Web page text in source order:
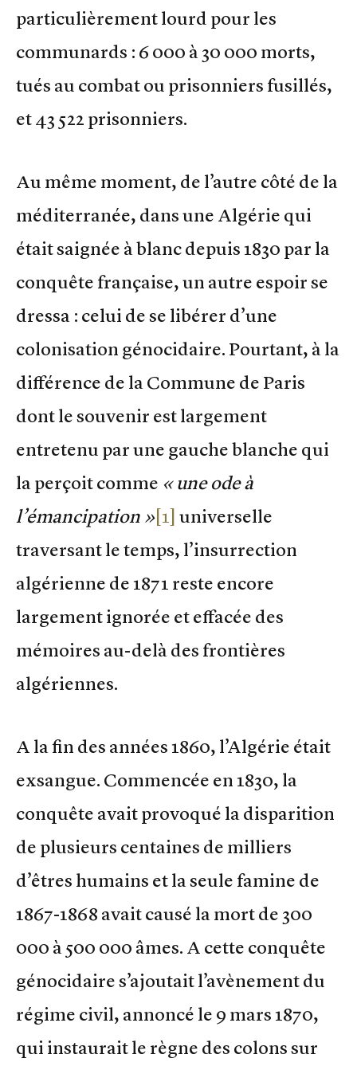
particulièrement lourd pour les
communards : 6 000 à 30 000 morts,
tués au combat ou prisonniers fusillés,
et 43 522 prisonniers.
Au même moment, de l’autre côté de la
méditerranée, dans une Algérie qui
était saignée à blanc depuis 1830 par la
conquête française, un autre espoir se
dressa : celui de se libérer d’une
colonisation génocidaire. Pourtant, à la
différence de la Commune de Paris
dont le souvenir est largement
entretenu par une gauche blanche qui
la perçoit comme « une ode à
l’émancipation »[1] universelle
traversant le temps, l’insurrection
algérienne de 1871 reste encore
largement ignorée et effacée des
mémoires au-delà des frontières
algériennes.
A la fin des années 1860, l’Algérie était
exsangue. Commencée en 1830, la
conquête avait provoqué la disparition
de plusieurs centaines de milliers
d’êtres humains et la seule famine de
1867-1868 avait causé la mort de 300
000 à 500 000 âmes. A cette conquête
génocidaire s’ajoutait l’avènement du
régime civil, annoncé le 9 mars 1870,
qui instaurait le règne des colons sur